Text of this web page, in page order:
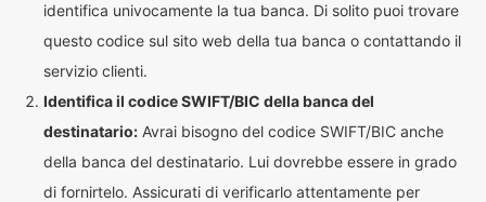
identifica univocamente la tua banca. Di solito puoi trovare
questo codice sul sito web della tua banca o contattando il
servizio clienti.
Identifica il codice SWIFT/BIC della banca del
destinatario: Avrai bisogno del codice SWIFT/BIC anche
della banca del destinatario. Lui dovrebbe essere in grado
di fornirtelo. Assicurati di verificarlo attentamente per